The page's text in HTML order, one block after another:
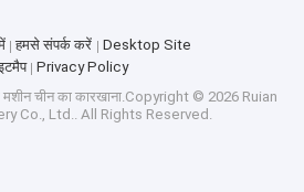
हमसे संपर्क करें
Desktop Site
Privacy Policy
मशीनचीन का कारखाना.Copyright © 2026 Ruian
Co., Ltd.. All Rights Reserved.